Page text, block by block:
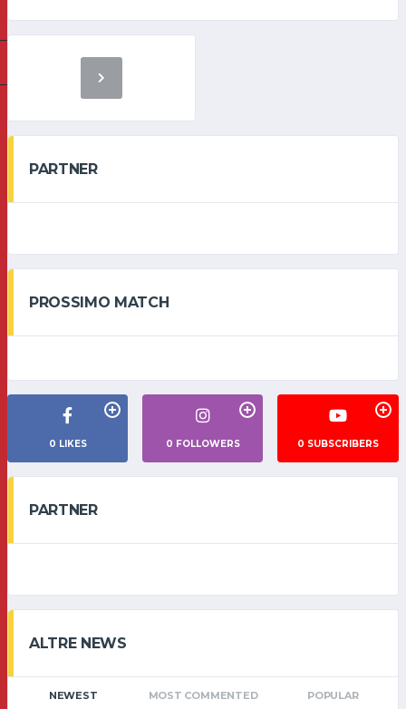
PARTNER
PROSSIMO MATCH
0 LIKES 0 FOLLOWERS 0 SUBSCRIBERS
PARTNER
ALTRE NEWS
NEWEST MOST COMMENTED POPULAR